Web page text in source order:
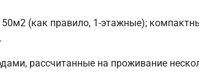
(как правило, 1-этажные);
рассчитанные на проживание